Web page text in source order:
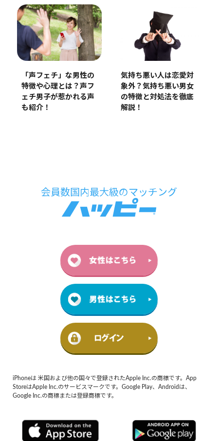
「声フェチ」な男性の
特徴や心理とは？声フ
ェチ男子が惹かれる声
も紹介！
気持ち悪い人は恋愛対
象外？気持ち悪い男女
の特徴と対処法を徹底
解説！
iPhoneは 米国および他の国々で登録されたApple Inc.の商標です。App
StoreはApple Inc.のサービスマークです。Google Play、Androidは、
Google Inc.の商標または登録商標です。